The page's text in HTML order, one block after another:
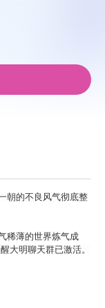
朝的不良风气彻底整
稀薄的世界炼气成
大明聊天群已激活。